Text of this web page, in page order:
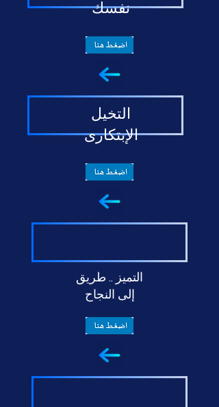
نفسك
التخيل
الإبتكارى
التميز .. طريق
إلى النجاح